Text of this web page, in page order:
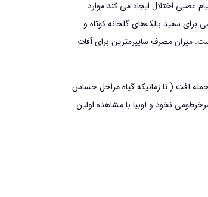
عصبی اختلال ایجاد می کند.موارد
هکتار معادل 75 میلی لیتر در هزار. فواصل سمپاشی برای سفید بالک‌های گلخانه کوتاه و
میزان مصرف سایپرمترین برای آفات
حمله آفت ( تا زمانیکه گیاه مراحل حساس
نخود و لوبیا با مشاهده اولین